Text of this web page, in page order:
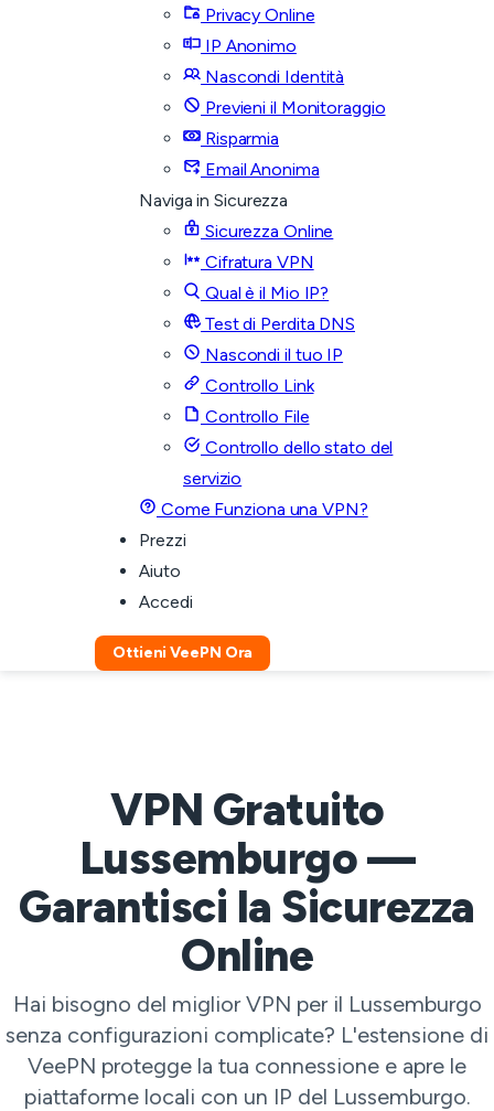
Privacy Online
IP Anonimo
Nascondi Identità
Previeni il Monitoraggio
Risparmia
Email Anonima
Naviga in Sicurezza
Sicurezza Online
Cifratura VPN
Qual è il Mio IP?
Test di Perdita DNS
Nascondi il tuo IP
Controllo Link
Controllo File
Controllo dello stato del
servizio
Come Funziona una VPN?
Prezzi
Aiuto
Accedi
Ottieni VeePN Ora
VPN Gratuito
Lussemburgo —
Garantisci la Sicurezza
Online
Hai bisogno del miglior VPN per il Lussemburgo
senza configurazioni complicate? L'estensione di
VeePN protegge la tua connessione e apre le
piattaforme locali con un IP del Lussemburgo.